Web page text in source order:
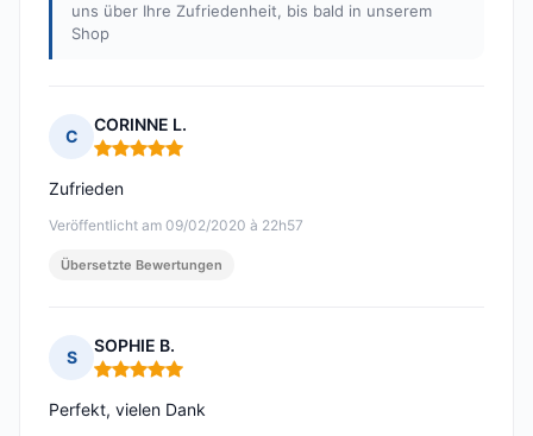
uns über Ihre Zufriedenheit, bis bald in unserem
Shop
C
CORINNE L.
Hinweis: 5 von 5
Veröffentlicht am 09/02/2020 à 22h57
Zufrieden
Übersetzte Bewertungen
S
SOPHIE B.
Hinweis: 5 von 5
Perfekt, vielen Dank